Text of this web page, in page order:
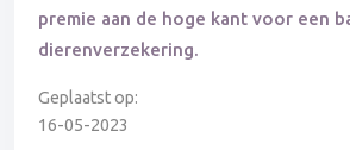
premie aan de hoge kant voor een
dierenverzekering.
Geplaatst op:
16-05-2023